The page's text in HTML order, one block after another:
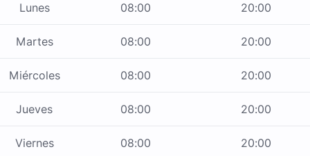
Lunes 08:00 20:00
Martes 08:00 20:00
Miércoles 08:00 20:00
Jueves 08:00 20:00
Viernes 08:00 20:00